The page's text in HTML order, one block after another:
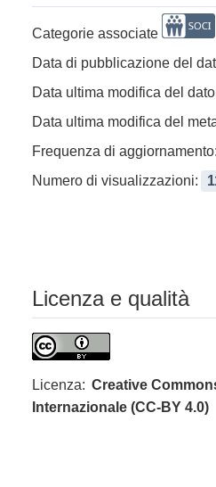
Categorie associate
Data di pubblicazione del
Data ultima modifica del
Data ultima modifica del
Frequenza di aggiornamento:
Numero di visualizzazioni:
Licenza e qualità
Licenza: Creative
Internazionale (CC-BY 4.0)